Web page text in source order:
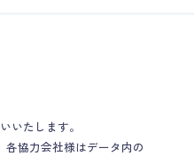
いたします。
協力会社様はデータ内の